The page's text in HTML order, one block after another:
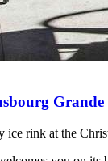
Grande
ice rink at the